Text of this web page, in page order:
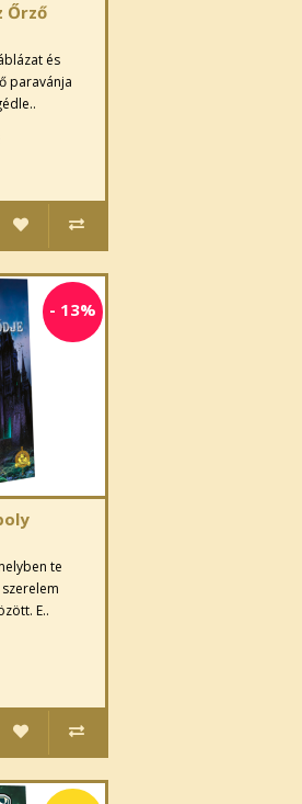
Őrző
és
paravánja
- 13%
te
E..